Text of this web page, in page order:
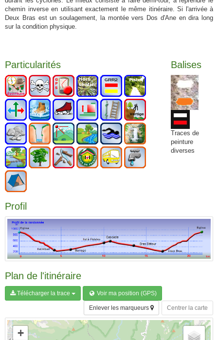
chemin inverse en utilisant exactement le même itinéraire. Si l'arrivée à
Deux Bras est un soulagement, la montée vers Dos d'Ane en dira long
sur la condition physique.
Particularités Balises
Traces de
peinture
diverses
Profil
Plan de l'itinéraire
Télécharger la trace Voir ma position (GPS)
Centrer la carte
Enlever les marqueurs
+